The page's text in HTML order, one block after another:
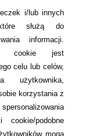
i/lub innych
służą do
informacji.
cookie jest
celu lub celów,
użytkownika,
korzystania z
cookie/podobne
mogą
89,99 pln